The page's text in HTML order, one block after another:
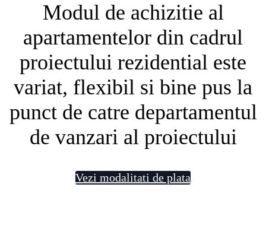
Modul de achizitie al
apartamentelor din cadrul
proiectului rezidential este
variat, flexibil si bine pus la
punct de catre departamentul
de vanzari al proiectului
Vezi modalitati de plata